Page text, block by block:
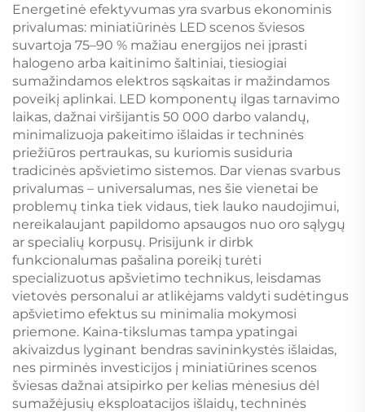
Energetinė efektyvumas yra svarbus ekonominis
privalumas: miniatiūrinės LED scenos šviesos
suvartoja 75–90 % mažiau energijos nei įprasti
halogeno arba kaitinimo šaltiniai, tiesiogiai
sumažindamos elektros sąskaitas ir mažindamos
poveikį aplinkai. LED komponentų ilgas tarnavimo
laikas, dažnai viršijantis 50 000 darbo valandų,
minimalizuoja pakeitimo išlaidas ir techninės
priežiūros pertraukas, su kuriomis susiduria
tradicinės apšvietimo sistemos. Dar vienas svarbus
privalumas – universalumas, nes šie vienetai be
problemų tinka tiek vidaus, tiek lauko naudojimui,
nereikalaujant papildomo apsaugos nuo oro sąlygų
ar specialių korpusų. Prisijunk ir dirbk
funkcionalumas pašalina poreikį turėti
specializuotus apšvietimo technikus, leisdamas
vietovės personalui ar atlikėjams valdyti sudėtingus
apšvietimo efektus su minimalia mokymosi
priemone. Kaina-tikslumas tampa ypatingai
akivaizdus lyginant bendras savininkystės išlaidas,
nes pirminės investicijos į miniatiūrines scenos
šviesas dažnai atsipirko per kelias mėnesius dėl
sumažėjusių eksploatacijos išlaidų, techninės